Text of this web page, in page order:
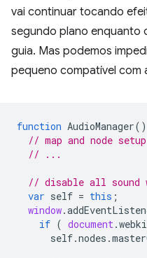
vai continuar tocando
segundo plano enquanto
guia. Mas podemos
pequeno compatível com
function AudioManager()
// map and node setup
// ...
// disable all sound
var self = this ;
window.
if ( document.
self.nodes .